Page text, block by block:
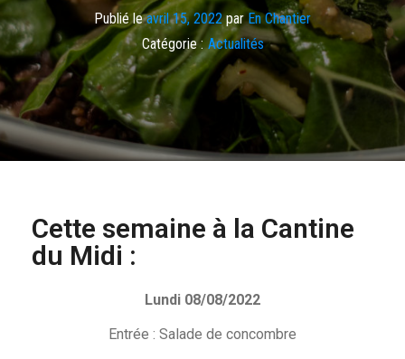
Publié leavril 15, 2022parEn Chantier
Catégorie : Actualités
Cette semaine à la Cantine
du Midi :
Lundi 08/08/2022
Entrée : Salade de concombre